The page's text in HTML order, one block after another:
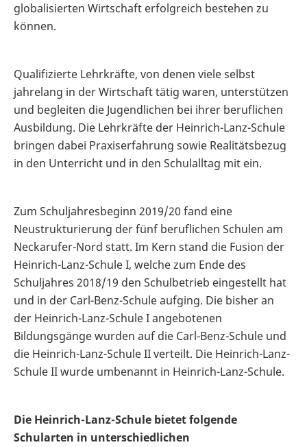
globalisierten Wirtschaft erfolgreich bestehen zu
können.
Qualifizierte Lehrkräfte, von denen viele selbst
jahrelang in der Wirtschaft tätig waren, unterstützen
und begleiten die Jugendlichen bei ihrer beruflichen
Ausbildung. Die Lehrkräfte der Heinrich-Lanz-Schule
bringen dabei Praxiserfahrung sowie Realitätsbezug
in den Unterricht und in den Schulalltag mit ein.
Zum Schuljahresbeginn 2019/20 fand eine
Neustrukturierung der fünf beruflichen Schulen am
Neckarufer-Nord statt. Im Kern stand die Fusion der
Heinrich-Lanz-Schule I, welche zum Ende des
Schuljahres 2018/19 den Schulbetrieb eingestellt hat
und in der Carl-Benz-Schule aufging. Die bisher an
der Heinrich-Lanz-Schule I angebotenen
Bildungsgänge wurden auf die Carl-Benz-Schule und
die Heinrich-Lanz-Schule II verteilt. Die Heinrich-Lanz-
Schule II wurde umbenannt in Heinrich-Lanz-Schule.
Die Heinrich-Lanz-Schule bietet folgende
Schularten in unterschiedlichen